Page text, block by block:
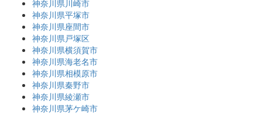
神奈川県川崎市
神奈川県平塚市
神奈川県座間市
神奈川県戸塚区
神奈川県横須賀市
神奈川県海老名市
神奈川県相模原市
神奈川県秦野市
神奈川県綾瀬市
神奈川県茅ケ崎市